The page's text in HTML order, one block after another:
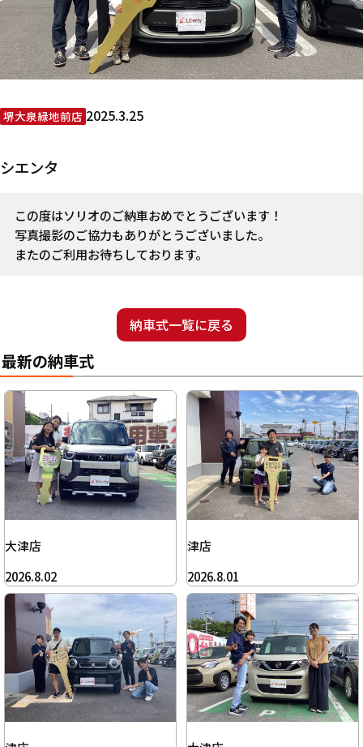
堺大泉緑地前店 2025.3.25
シエンタ
この度はソリオのご納車おめでとうございます！
写真撮影のご協力もありがとうございました。
またのご利用お待ちしております。
納車式一覧に戻る
最新の納車式
大津店
2026.8.02
津店
2026.8.01